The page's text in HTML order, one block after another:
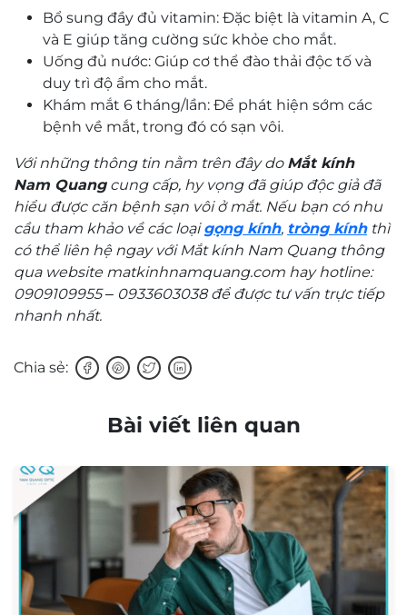
Bổ sung đầy đủ vitamin: Đặc biệt là vitamin A, C
và E giúp tăng cường sức khỏe cho mắt.
Uống đủ nước: Giúp cơ thể đào thải độc tố và
duy trì độ ẩm cho mắt.
Khám mắt 6 tháng/lần: Để phát hiện sớm các
bệnh về mắt, trong đó có sạn vôi.
Với những thông tin nằm trên đây do Mắt kính
Nam Quangcung cấp, hy vọng đã giúp độc giả đã
hiểu được căn bệnh sạn vôi ở mắt. Nếu bạn có nhu
cầu tham khảo về các loạigọng kính, tròng kínhthì
có thể liên hệ ngay với Mắt kính Nam Quang thông
qua website matkinhnamquang.com hay hotline:
0909109955 – 0933603038 để được tư vấn trực tiếp
nhanh nhất.
Chia sẻ:
Bài viết liên quan